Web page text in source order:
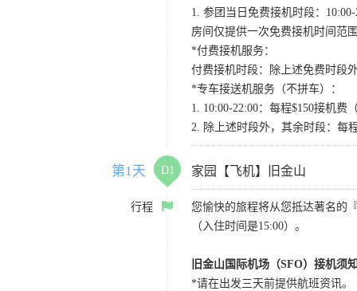
1. 参团当日免费接机时段：
房间仅提供一次免费接机时间范
*付费接机服务：
付费接机时段：除上述免费时段
*专车接送机服务（不拼车）：
1. 10:00-22:00：每程$150接机
2. 除上述时段外，其余时段：每
第1天 D1 家园【飞机】旧金山
行程
您愉快的旅程将从您抵达著名的
（入住时间是15:00）。
旧金山国际机场（SFO）接机须
*请在出发三天前提供航班资讯。